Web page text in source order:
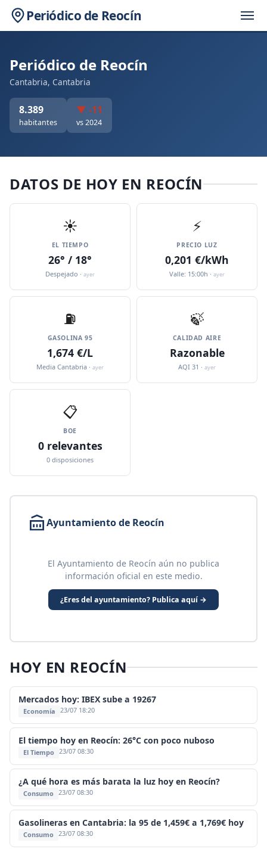
Periódico de Reocín
Periódico de Reocín
Cantabria, Cantabria
8.389
habitantes
▼ -11
vs 2024
DATOS DE HOY EN REOCÍN
☀️
EL TIEMPO
26° / 18°
Despejado · ayer
⚡
PRECIO LUZ
0,201 €/kWh
Valle: 15:00h · ayer
⛽️
GASOLINA 95
1,674 €/L
Media Cantabria · ayer
🍃
CALIDAD AIRE
Razonable
AQI 31 · ayer
📋
BOE
0 relevantes
0 disposiciones
Ayuntamiento de Reocín
El Ayuntamiento de Reocín aún no publica
información oficial en este medio.
¿Eres del ayuntamiento? Publica aquí →
HOY EN REOCÍN
Mercados hoy: IBEX sube a 19267
Economía 23/07 18:20
El tiempo hoy en Reocín: 26°C con poco nuboso
El Tiempo 23/07 08:30
¿A qué hora es más barata la luz hoy en Reocín?
Consumo 23/07 08:30
Gasolineras en Cantabria: la 95 de 1,459€ a 1,769€ hoy
Consumo 23/07 08:30